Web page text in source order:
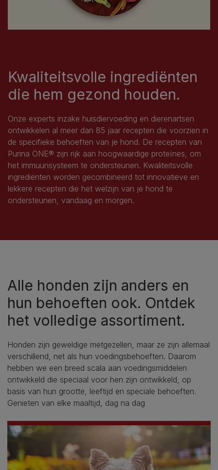
Kwaliteitsvolle ingrediënten
die hem gezond houden.
Onze experts inzake huisdiervoeding en dierenartsen
ontwikkelen al meer dan 85 jaar recepten die voorzien in
de specifieke behoeften van je hond. De recepten van
Purina ONE® zijn rijk aan hoogwaardige proteïnes, om
het immuunsysteem te ondersteunen. Kwaliteitsvolle
ingrediënten worden gecombineerd tot innovatieve en
lekkere recepten die het welzijn van je hond te
ondersteunen, vandaag en morgen.
Alle honden zijn anders en
hun behoeften ook. Ontdek
het volledige assortiment.
Honden zijn geweldige metgezellen, maar ze zijn allemaal
verschillend, net als hun voedingsbehoeften. Daarom
hebben we een breed scala aan voedingsmiddelen
ontwikkeld die speciaal voor hen zijn ontwikkeld, op
basis van hun grootte, leeftijd en speciale behoeften.
Genieten van elke maaltijd, dag na dag